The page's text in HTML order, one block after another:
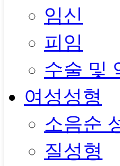
임신
피임
수술 및
여성성형
소음순
질성형